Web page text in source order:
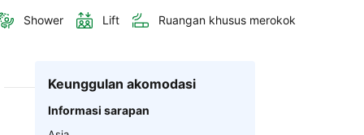
Shower Lift Ruangan khusus merokok
Keunggulan akomodasi
Informasi sarapan